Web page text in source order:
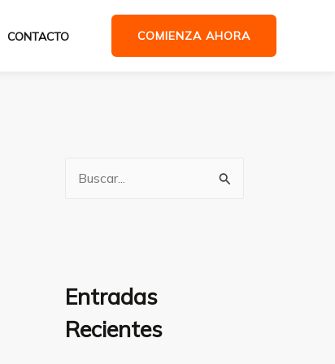
CONTACTO COMIENZA AHORA
p
Entradas
Recientes